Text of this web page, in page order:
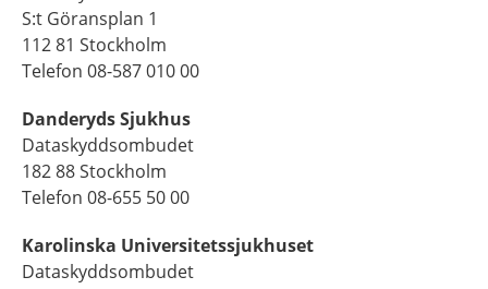
S:t Göransplan 1
112 81 Stockholm
Telefon 08-587 010 00
Danderyds Sjukhus
Dataskyddsombudet
182 88 Stockholm
Telefon 08-655 50 00
Karolinska Universitetssjukhuset
Dataskyddsombudet